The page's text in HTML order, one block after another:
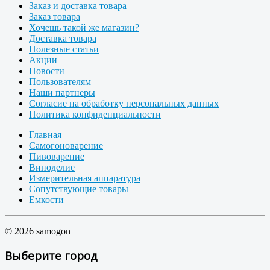
Заказ и доставка товара
Заказ товара
Хочешь такой же магазин?
Доставка товара
Полезные статьи
Акции
Новости
Пользователям
Наши партнеры
Согласие на обработку персональных данных
Политика конфиденциальности
Главная
Самогоноварение
Пивоварение
Виноделие
Измерительная аппаратура
Сопутствующие товары
Емкости
© 2026 samogon
Выберите город